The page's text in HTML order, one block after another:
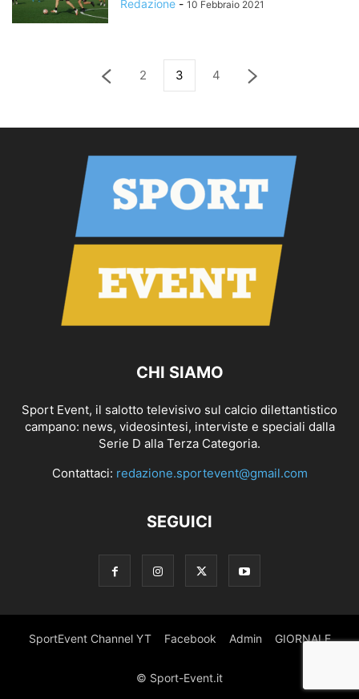
Redazione - 10 Febbraio 2021
2 3 4
CHI SIAMO
Sport Event, il salotto televisivo sul calcio dilettantistico
campano: news, videosintesi, interviste e speciali dalla
Serie D alla Terza Categoria.
Contattaci: redazione.sportevent@gmail.com
SEGUICI
SportEvent Channel YT Facebook Admin GIORNALE
© Sport-Event.it